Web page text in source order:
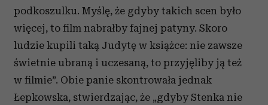
podkoszulku. Myślę, że gdyby takich scen było
więcej, to film nabrałby fajnej patyny. Skoro
ludzie kupili taką Judytę w książce: nie zawsze
świetnie ubraną i uczesaną, to przyjęliby ją też
w filmie”. Obie panie skontrowała jednak
Łepkowska, stwierdzając, że „gdyby Stenka nie